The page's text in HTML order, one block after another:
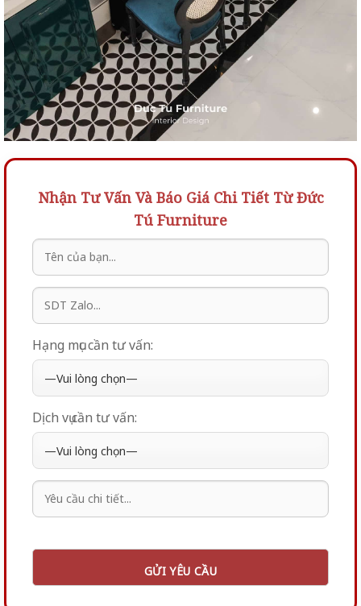
Nhận Tư Vấn Và Báo Giá Chi Tiết Từ Đức
Tú Furniture
Hạng mục cần tư vấn:
Dịch vụ cần tư vấn: